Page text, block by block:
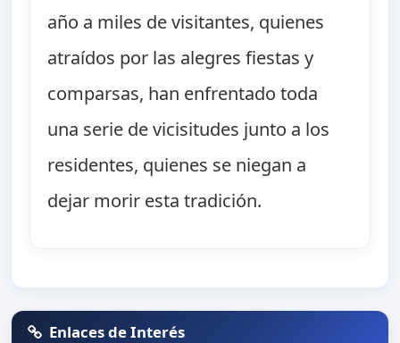
año a miles de visitantes, quienes
atraídos por las alegres fiestas y
comparsas, han enfrentado toda
una serie de vicisitudes junto a los
residentes, quienes se niegan a
dejar morir esta tradición.
Enlaces de Interés